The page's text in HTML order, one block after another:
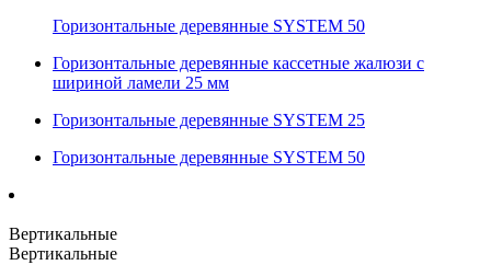
Горизонтальные деревянные SYSTEM 50
Горизонтальные деревянные кассетные жалюзи с
шириной ламели 25 мм
Горизонтальные деревянные SYSTEM 25
Горизонтальные деревянные SYSTEM 50
Вертикальные
Вертикальные